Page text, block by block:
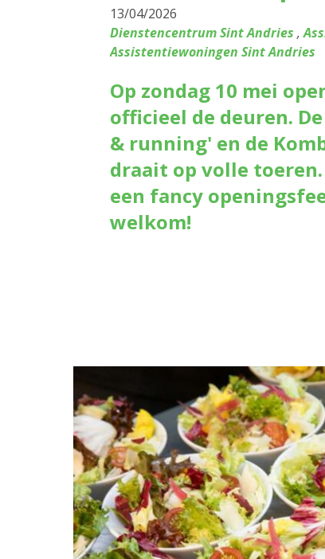
13/04/2026
Dienstencentrum Sint Andries ,
Assistentiewoningen Sint Andries
Op zondag 10 mei
officieel de deuren.
& running' en de
draait op volle
een fancy
welkom!